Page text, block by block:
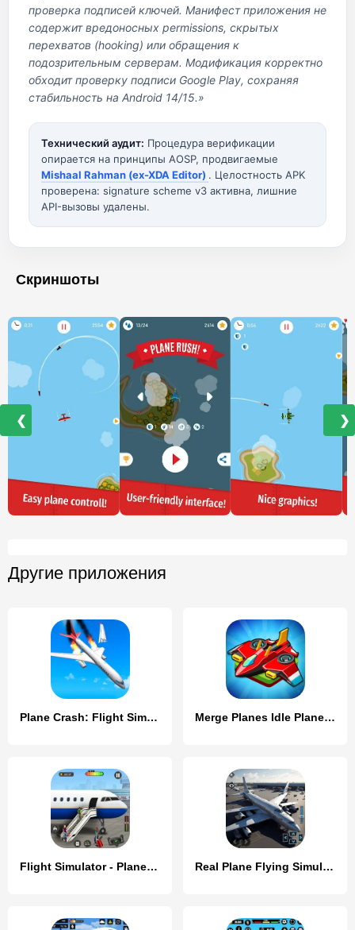
проверка подписей ключей. Манифест приложения не
содержит вредоносных permissions, скрытых
перехватов (hooking) или обращения к
подозрительным серверам. Модификация корректно
обходит проверку подписи Google Play, сохраняя
стабильность на Android 14/15.»
Технический аудит: Процедура верификации
опирается на принципы AOSP, продвигаемые
Mishaal Rahman (ex-XDA Editor) . Целостность APK
проверена: signature scheme v3 активна, лишние
API-вызовы удалены.
Скриншоты
❮ ❯
Другие приложения
Plane Crash: Flight Simulator Merge Planes Idle Plane Game
Flight Simulator - Plane Games Real Plane Flying Simulator